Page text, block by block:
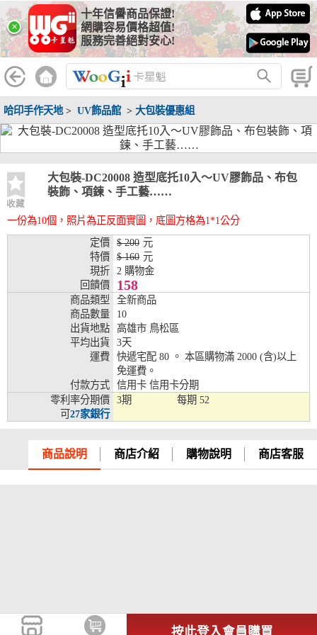
×
十年信譽商品保證!
網購容易價格超值!
服務完善絕對安心!
哈印手作天地> UV飾品館> 大包裝優惠組
收藏
大包裝-DC20008 造型底托10入～UV膠飾品、布包
裝飾、項鍊、手工藝……
一份為10個，照片為正反面實圖，底圖方格為1*1公分
定價
$ 200 元
特價
$ 160 元
現折
2 購物金
回饋價
158
商品類型
全新商品
商品數量
10
出貨地點
高雄市 鳥松區
平均出貨
3天
運費
快遞宅配 80 。 本區購物滿 2000 (含)以上
免運費。
付款方式
信用卡 信用卡分期
零利率分期價
可27家銀行
3期 每期 52
商品說明 商店介紹 購物說明 商店客服
按此登入會員購買
線上分期銀行
WooGii 與 綠界 合作，『信用卡分期付款』 與 『信用卡零利率
分期付款』 的配合銀行如下：
分期期數 提供分期之銀行
兆豐銀行、合作金庫、第一銀行、華南銀行、
彰化銀行、上海銀行、富邦銀行、國泰世華、
台灣企銀、台中銀行、匯豐銀行、華泰銀行、
銀、元大銀行、永豐銀行、玉山銀行、凱基銀
行、星展銀行、台新銀行、安泰銀行、中國信
兆豐銀行、合作金庫、第一銀行、華南銀行、
彰化銀行、上海銀行、富邦銀行、國泰世華、
台灣企銀、台中銀行、匯豐銀行、華泰銀行、
臺灣新光銀行、陽信銀行、聯邦銀行、遠東商
銀、元大銀行、永豐銀行、玉山銀行、凱基銀
行、星展銀行、台新銀行、安泰銀行、中國信
託、台灣樂天、三信商銀
兆豐銀行、合作金庫、第一銀行、華南銀行、
彰化銀行、上海銀行、富邦銀行、國泰世華、
台灣企銀、台中銀行、匯豐銀行、華泰銀行、
臺灣新光銀行、陽信銀行、聯邦銀行、遠東商
銀、元大銀行、永豐銀行、玉山銀行、凱基銀
行、星展銀行、台新銀行、安泰銀行、中國信
託、台灣樂天、三信商銀
彰化銀行、上海銀行、富邦銀行、國泰世華、
台灣企銀、台中銀行、匯豐銀行、華泰銀行、